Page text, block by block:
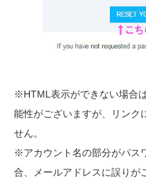
※HTML表示ができない場合
能性がございますが、リンク
せん。
※アカウント名の部分がパス
合、メールアドレスに誤りが